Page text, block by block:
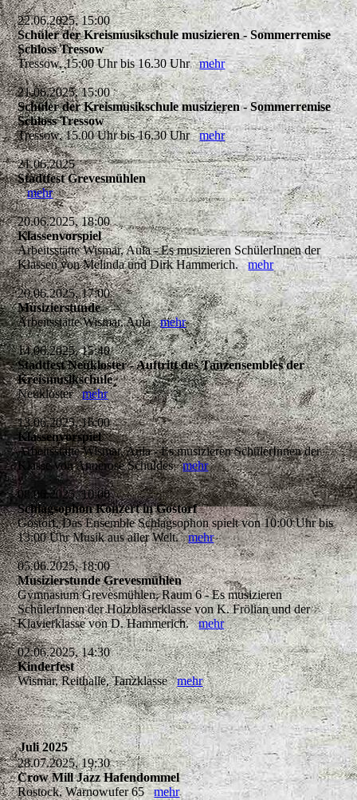
22.06.2025, 15:00
Schüler der Kreismusikschule musizieren - Sommerremise
Schloss Tressow
Tressow, 15:00 Uhr bis 16.30 Uhrmehr
21.06.2025, 15:00
Schüler der Kreismusikschule musizieren - Sommerremise
Schloss Tressow
Tressow, 15.00 Uhr bis 16.30 Uhrmehr
21.06.2025
Stadtfest Grevesmühlen
mehr
20.06.2025, 18:00
Klassenvorspiel
Arbeitsstätte Wismar, Aula - Es musizieren SchülerInnen der
Klassen von Melinda und Dirk Hammerich.mehr
20.06.2025, 17:00
Musizierstunde
Arbeitsstätte Wismar, Aulamehr
14.06.2025, 15:40
Stadtfest Neukloster - Auftritt des Tanzensembles der
Kreismusikschule
Neuklostermehr
13.06.2025, 16:00
Klassenvorspiel
Arbeitsstätte Wismar, Aula - Es musizieren SchülerInnen der
Klasse von Annerose Schuldesmehr
08.06.2025, 10:00
Schlagsophon Konzert in Gostorf
Gostorf, Das Ensemble Schlagsophon spielt von 10:00 Uhr bis
13:00 Uhr Musik aus aller Welt.mehr
05.06.2025, 18:00
Musizierstunde Grevesmühlen
Gymnasium Grevesmühlen, Raum 6 - Es musizieren
SchülerInnen der Holzbläserklasse von K. Frölian und der
Klavierklasse von D. Hammerich.mehr
02.06.2025, 14:30
Kinderfest
Wismar, Reithalle, Tanzklassemehr
Juli 2025
28.07.2025, 19:30
Crow Mill Jazz Hafendommel
Rostock, Warnowufer 65mehr